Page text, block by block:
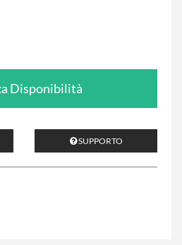
Disponibilità
SUPPORTO